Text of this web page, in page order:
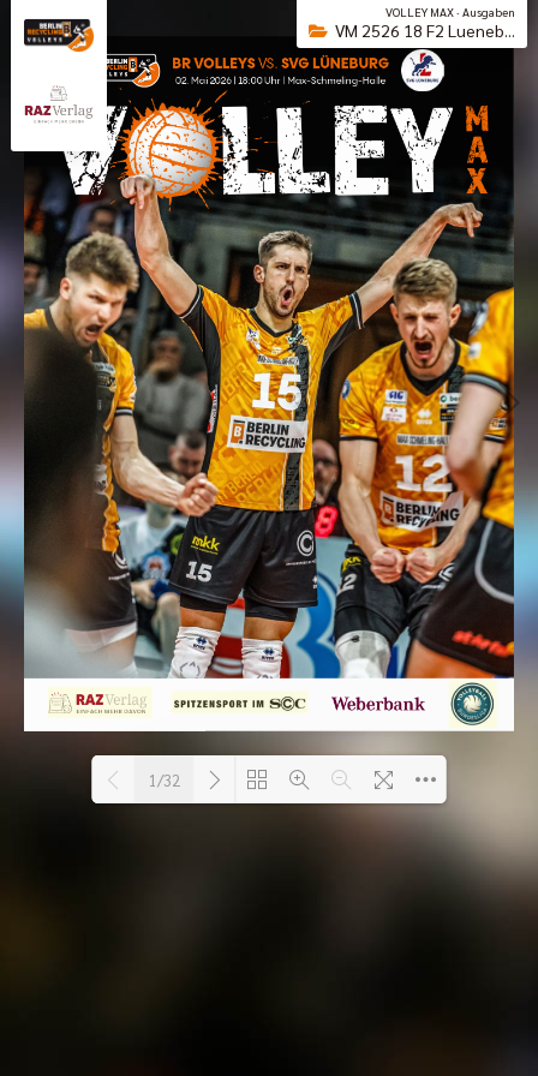
VOLLEY MAX · Ausgaben
VM 2526 18 F2 Lueneb...
1/32